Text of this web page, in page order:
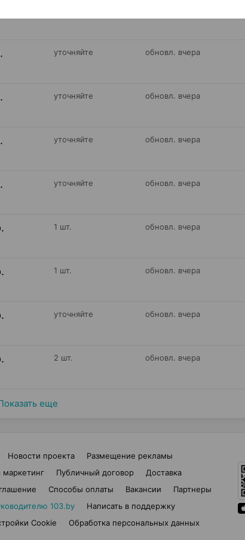
уточняйте обновл. вчера
уточняйте обновл. вчера
уточняйте обновл. вчера
уточняйте обновл. вчера
1 шт. обновл. вчера
1 шт. обновл. вчера
уточняйте обновл. вчера
2 шт. обновл. вчера
еще
Новости проекта
Размещение рекламы
Публичный договор
Доставка
Способы оплаты Вакансии
Партнеры
103.by
Написать в поддержку
Cookie
Обработка персональных данных